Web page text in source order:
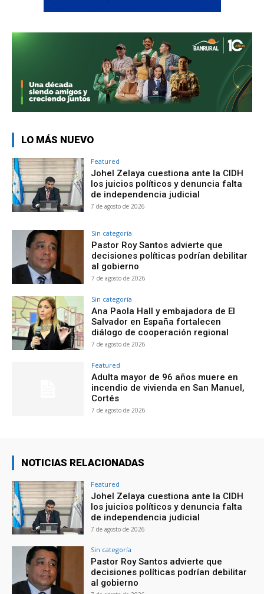
LO MÁS NUEVO
Featured
Johel Zelaya cuestiona ante la CIDH
los juicios políticos y denuncia falta
de independencia judicial
7 de agosto de 2026
Sin categoría
Pastor Roy Santos advierte que
decisiones políticas podrían debilitar
al gobierno
7 de agosto de 2026
Sin categoría
Ana Paola Hall y embajadora de El
Salvador en España fortalecen
diálogo de cooperación regional
7 de agosto de 2026
Featured
Adulta mayor de 96 años muere en
incendio de vivienda en San Manuel,
Cortés
7 de agosto de 2026
NOTICIAS RELACIONADAS
Featured
Johel Zelaya cuestiona ante la CIDH
los juicios políticos y denuncia falta
de independencia judicial
7 de agosto de 2026
Sin categoría
Pastor Roy Santos advierte que
decisiones políticas podrían debilitar
al gobierno